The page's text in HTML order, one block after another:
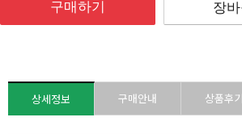
구매하기 장
상세정보 구매안내 상품후기